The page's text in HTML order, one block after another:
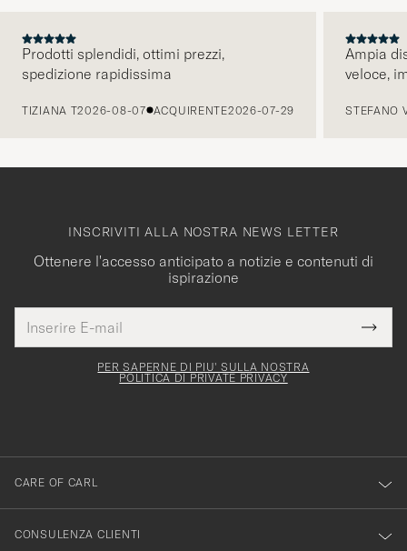
Prodotti splendidi, ottimi prezzi,
spedizione rapidissima
TIZIANA T2026-08-07 ACQUIRENTE2026-07-29
Ampia
veloce,
STEFANO
INSCRIVITI ALLA NOSTRA NEWS LETTER
Ottenere l'accesso anticipato a notizie e contenuti di
ispirazione
E-
mail
Grazie
per
PER SAPERNE DI PIU' SULLA NOSTRA
POLITICA DI PRIVATE PRIVACY
CARE OF CARL
CONSULENZA CLIENTI